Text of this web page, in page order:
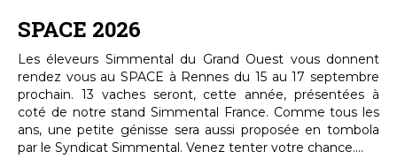
SPACE 2026
Les éleveurs Simmental du Grand Ouest vous donnent
rendez vous au SPACE à Rennes du 15 au 17 septembre
prochain. 13 vaches seront, cette année, présentées à
coté de notre stand Simmental France. Comme tous les
ans, une petite génisse sera aussi proposée en tombola
par le Syndicat Simmental. Venez tenter votre chance....